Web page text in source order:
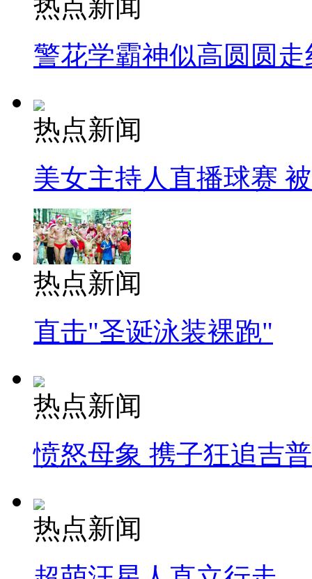
热点新闻
警花学霸神似高圆圆走
热点新闻
美女主持人直播球赛
热点新闻
直击"圣诞泳装裸跑"
热点新闻
愤怒母象 携子狂追吉
热点新闻